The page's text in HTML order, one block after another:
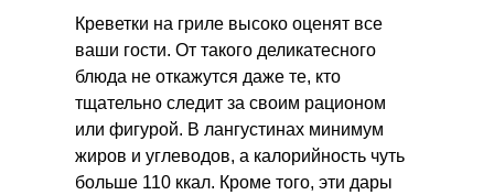
Креветки на гриле высоко оценят все
ваши гости. От такого деликатесного
блюда не откажутся даже те, кто
тщательно следит за своим рационом
или фигурой. В лангустинах минимум
жиров и углеводов, а калорийность чуть
больше 110 ккал. Кроме того, эти дары